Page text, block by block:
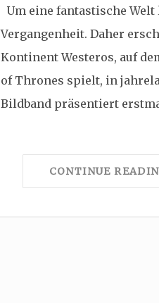
Um eine fantastische
Vergangenheit. Daher
Kontinent Westeros, auf
of Thrones spielt, in
Bildband präsentiert
CONTINUE